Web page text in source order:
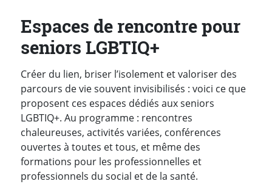
Espaces de rencontre pour
seniors LGBTIQ+
Créer du lien, briser l’isolement et valoriser des
parcours de vie souvent invisibilisés : voici ce que
proposent ces espaces dédiés aux seniors
LGBTIQ+. Au programme : rencontres
chaleureuses, activités variées, conférences
ouvertes à toutes et tous, et même des
formations pour les professionnelles et
professionnels du social et de la santé.